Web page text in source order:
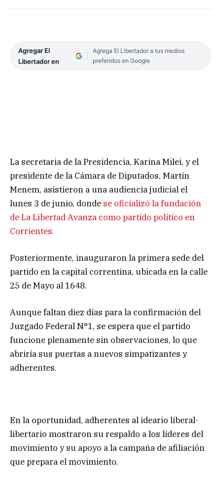
Agregar El
Libertador en
Agrega El Libertador a tus medios
preferidos en Google
La secretaria de la Presidencia, Karina Milei, y el
presidente de la Cámara de Diputados, Martín
Menem, asistieron a una audiencia judicial el
lunes 3 de junio, donde se oficializó la fundación
de La Libertad Avanza como partido político en
Corrientes.
Posteriormente, inauguraron la primera sede del
partido en la capital correntina, ubicada en la calle
25 de Mayo al 1648.
Aunque faltan diez días para la confirmación del
Juzgado Federal N°1, se espera que el partido
funcione plenamente sin observaciones, lo que
abriría sus puertas a nuevos simpatizantes y
adherentes.
En la oportunidad, adherentes al ideario liberal-
libertario mostraron su respaldo a los líderes del
movimiento y su apoyo a la campaña de afiliación
que prepara el movimiento.